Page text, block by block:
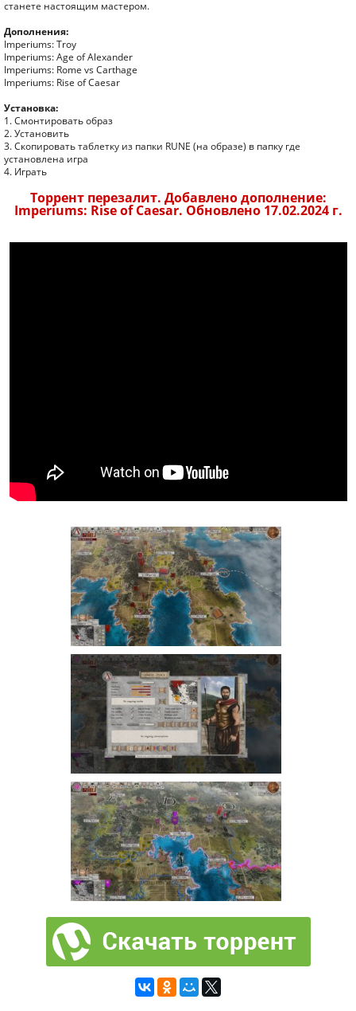
станете настоящим мастером.
Дополнения:
Imperiums: Troy
Imperiums: Age of Alexander
Imperiums: Rome vs Carthage
Imperiums: Rise of Caesar
Установка:
1. Смонтировать образ
2. Установить
3. Скопировать таблетку из папки RUNE (на образе) в папку где
установлена игра
4. Играть
Торрент перезалит. Добавлено дополнение:
Imperiums: Rise of Caesar. Обновлено 17.02.2024 г.